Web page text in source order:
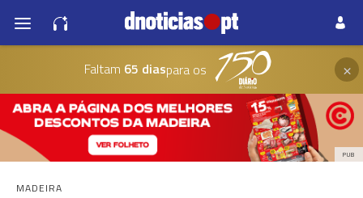
Faltam 65 diaspara os ×
PUB
MADEIRA